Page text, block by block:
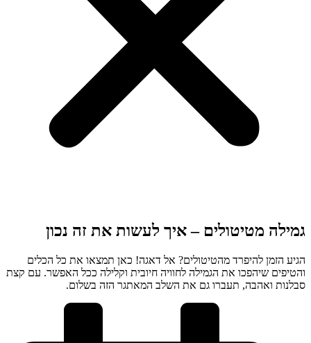
גמילה מטיטולים – איך לעשות את זה נכון
הגיע הזמן להיפרד מהטיטולים? אל דאגה! כאן תמצאו את כל הכלים
והטיפים שיהפכו את הגמילה לחוויה חיובית וקלילה ככל האפשר. עם קצת
סבלנות ואהבה, תעברו גם את השלב המאתגר הזה בשלום.